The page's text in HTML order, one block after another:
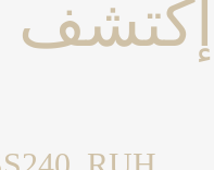
إكتشف